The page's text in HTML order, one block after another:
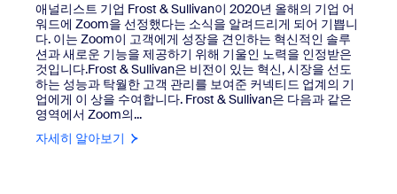
애널리스트 기업 Frost & Sullivan이 2020년 올해의 기업 어
워드에 Zoom을 선정했다는 소식을 알려드리게 되어 기쁩니
다. 이는 Zoom이 고객에게 성장을 견인하는 혁신적인 솔루
션과 새로운 기능을 제공하기 위해 기울인 노력을 인정받은
것입니다.Frost & Sullivan은 비전이 있는 혁신, 시장을 선도
하는 성능과 탁월한 고객 관리를 보여준 커넥티드 업계의 기
업에게 이 상을 수여합니다. Frost & Sullivan은 다음과 같은
영역에서 Zoom의...
자세히 알아보기